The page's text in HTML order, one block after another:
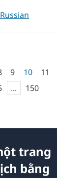
Russian
9 10 11
... 150
trang
bằng